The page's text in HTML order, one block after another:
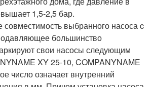
1,5-2,5 бар.
совместимость выбранного насоса c
большинство
свои насосы следующим
XY 25-10, COMPANYNAME
число означает внутренний